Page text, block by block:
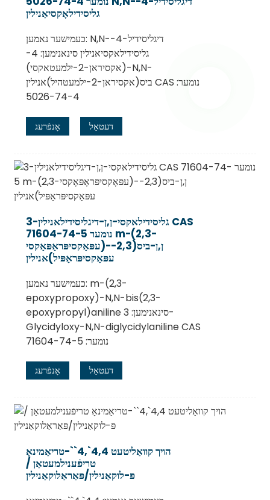
גליסידילאָקסיאַנילין
כעמישער נאמען: N,N-דיגליסידיל-4-
גליסידילאקסיאנילין סינאנימען: 4-
(אקסיראן-2-ילמעטאקסי)-N,N-
ביס(אקסיראן-2-ילמעטהיל)אנילין CAS נומער:
5026-74-4
אָנפֿרעג דעטאַל
3-גליסידילאקסי-ן,ן-דיגליסידילאנילין CAS
נומער 71604-74-5 m-(2,3-
עפּאָקסיפּראָפּאָקסי)-ן,ן-ביס(2,3-
עפּאָקסיפּראָפּיל)אנילין
כעמישער נאמען: m-(2,3-
epoxypropoxy)-N,N-bis(2,3-
epoxypropyl)aniline סינאנימען: 3-
Glycidyloxy-N,N-diglycidylaniline CAS
נומער: 71604-74-5
אָנפֿרעג דעטאַל
הויך קוואַליטעט 4,4`,4``-טריאַמינאָ
טריפֿענילמעטאַן /
פּ-לוקאַנילין/פּאַראַלוקאַנילין